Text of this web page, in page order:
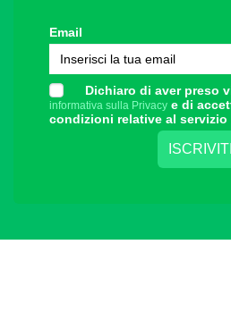
Email
Dichiaro di aver preso
informativa sulla Privacy e di
condizioni relative al servizio